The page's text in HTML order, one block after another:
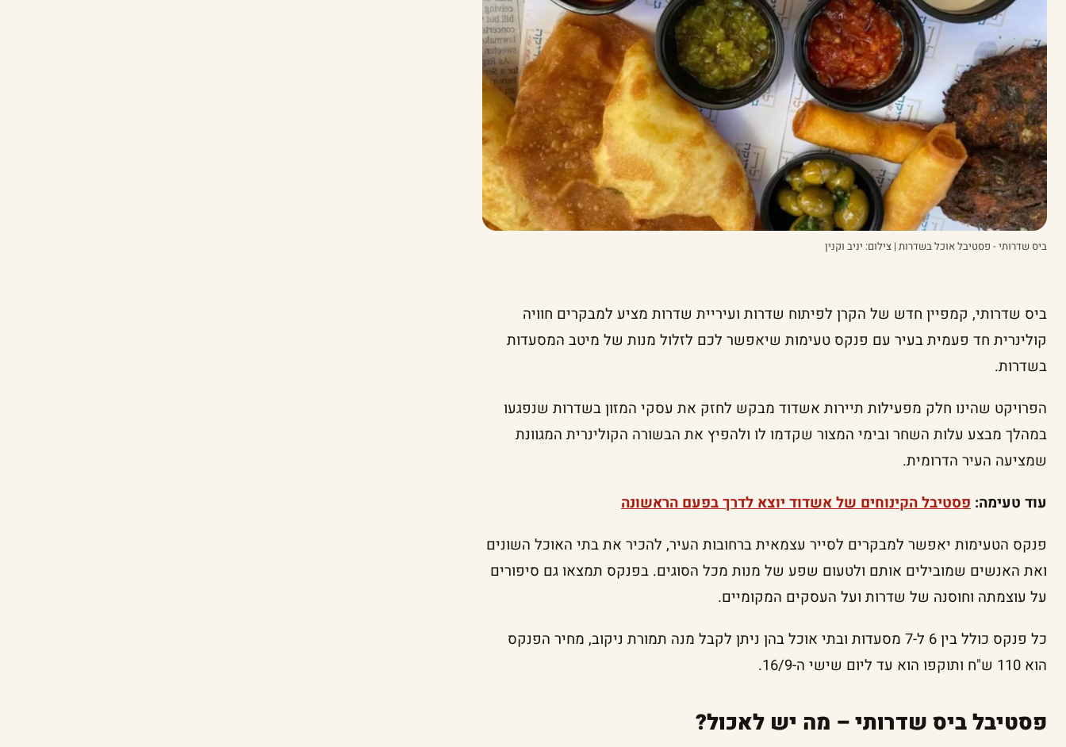
ביס שדרותי - פסטיבל אוכל בשדרות | צילום: יניב וקנין
ביס שדרותי, קמפיין חדש של הקרן לפיתוח שדרות ועיריית שדרות מציע למבקרים חוויה
קולינרית חד פעמית בעיר עם פנקס טעימות שיאפשר לכם לזלול מנות של מיטב המסעדות
בשדרות.
הפרויקט שהינו חלק מפעילות תיירות אשדוד מבקש לחזק את עסקי המזון בשדרות שנפגעו
במהלך מבצע עלות השחר ובימי המצור שקדמו לו ולהפיץ את הבשורה הקולינרית המגוונת
שמציעה העיר הדרומית.
עוד טעימה: פסטיבל הקינוחים של אשדוד יוצא לדרך בפעם הראשונה
פנקס הטעימות יאפשר למבקרים לסייר עצמאית ברחובות העיר, להכיר את בתי האוכל השונים
ואת האנשים שמובילים אותם ולטעום שפע של מנות מכל הסוגים. בפנקס תמצאו גם סיפורים
על עוצמתה וחוסנה של שדרות ועל העסקים המקומיים.
כל פנקס כולל בין 6 ל-7 מסעדות ובתי אוכל בהן ניתן לקבל מנה תמורת ניקוב, מחיר הפנקס
הוא 110 ש"ח ותוקפו הוא עד ליום שישי ה-16/9.
פסטיבל ביס שדרותי – מה יש לאכול?